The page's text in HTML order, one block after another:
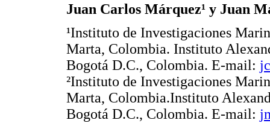
Juan Carlos Márquez¹ y Juan
¹Instituto de Investigaciones
Marta, Colombia. Instituto
Bogotá D.C., Colombia. E-mail:
²Instituto de Investigaciones
Marta, Colombia.Instituto
Bogotá D.C., Colombia. E-mail: